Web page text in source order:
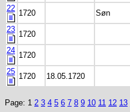
22
1720 Søn
23
1720
24
1720
25
1720 18.05.1720
Page: 1 2 3 4 5 6 7 8 9 10 11 12 13